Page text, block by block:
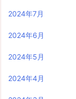
2024年7月
2024年6月
2024年5月
2024年4月